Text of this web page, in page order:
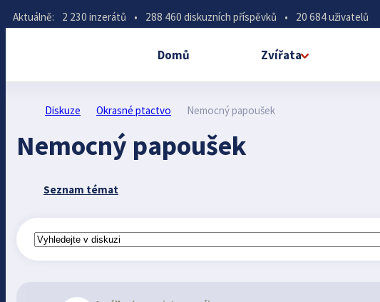
Aktuálně: 2 230 inzerátů • 288 460 diskuzních příspěvků • 20 684 uživatelů
Domů Zvířata
Diskuze Okrasné ptactvo Nemocný papoušek
Nemocný papoušek
Seznam témat